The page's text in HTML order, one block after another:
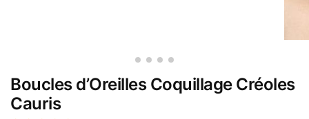
Boucles d’Oreilles Coquillage Créoles
Cauris